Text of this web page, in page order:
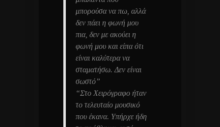
μπορούσα να πω, αλλά
δεν πάει η φωνή μου
πια, δεν με ακούει η
φωνή μου και είπα ότι
είναι καλύτερα να
σταματήσω. Δεν είναι
σωστό”
“Στο Χειρόγραφο ήταν
το τελευταίο μουσικό
που έκανα. Υπήρχε ήδη